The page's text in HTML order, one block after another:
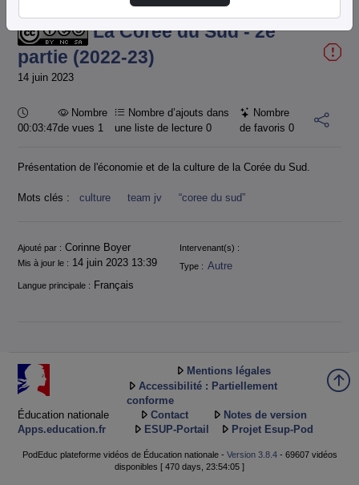
La Corée du Sud - 2e
partie (2022-23)
14 juin 2023
Durée :
00:03:47
Nombre
de vues 1
Nombre d’ajouts dans
une liste de lecture0
Nombre
de favoris 0
Présentation de l'économie et de la culture de la Corée du Sud.
Mots clés : culture team jv “coree du sud”
Informations
Ajouté par : Corinne Boyer
Intervenant(s) :
Mis à jour le : 14 juin 2023 13:39 Type : Autre
Langue principale : Français
Éducation nationale
Apps.education.fr
Mentions légales
Accessibilité : Partiellement
conforme
Contact
Notes de version
ESUP-Portail
Projet Esup-Pod
PodEduc plateforme vidéos de Éducation nationale - Version 3.8.4- 69607 vidéos
disponibles [ 470 days, 23:54:05 ]